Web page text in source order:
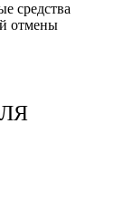
средства
отмены